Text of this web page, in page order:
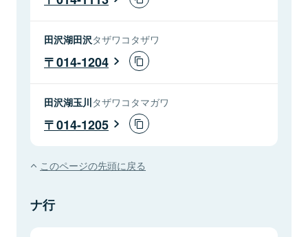
田沢湖田沢タザワコタザワ
014-1204
田沢湖玉川タザワコタマガワ
014-1205
このページの先頭に戻る
ナ行